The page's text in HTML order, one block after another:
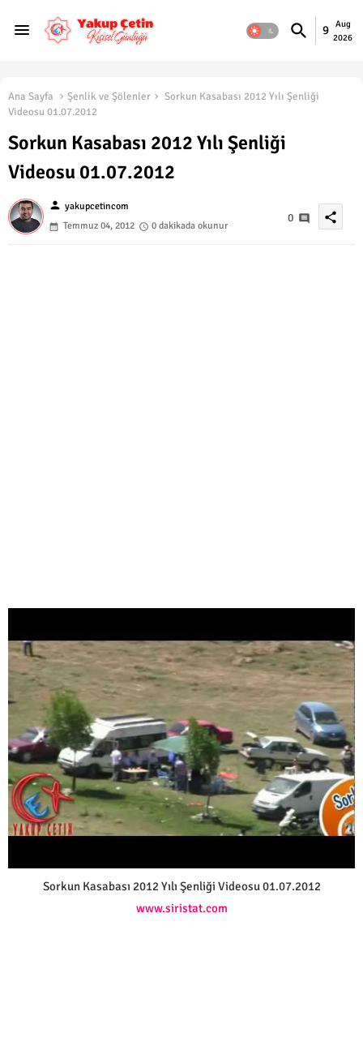
9
Aug
2026
Ana Sayfa Şenlik ve Şölenler
Sorkun Kasabası 2012 Yılı Şenliği
Videosu 01.07.2012
Sorkun Kasabası 2012 Yılı Şenliği
Videosu 01.07.2012
person yakupcetincom
Temmuz 04, 2012
0 dakikada okunur
0 share
Sorkun Kasabası 2012 Yılı Şenliği Videosu 01.07.2012
www.siristat.com